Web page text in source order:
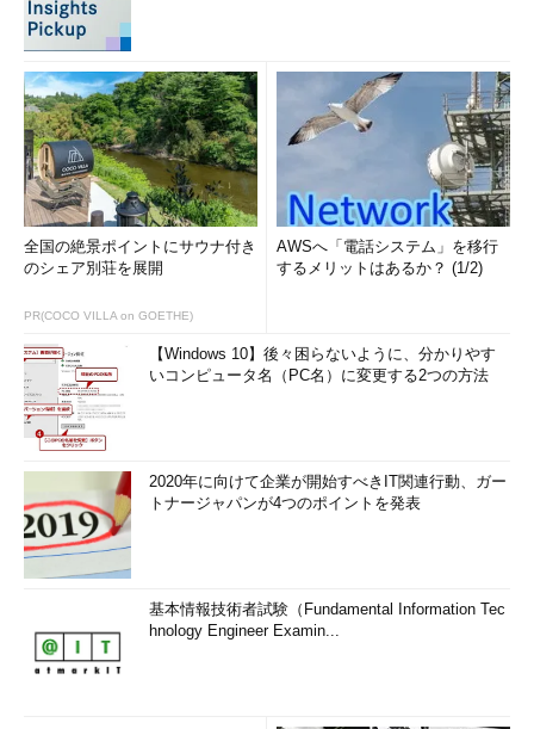
手動で「シークレットキー」と呼ばれる文字列を認証アプリ
に入力する必要がある。
上記の画面までウィザードを進めたら、Androidスマートフォ
ン／タブレットにインストールしておいた「Google認証システ
ム」アプリを起動し、Dropboxの2段階認証と関連付ける。ここ
ではDropboxが表示するQRコードを認証アプリに撮影させる方
法を説明する。
Androidで認証アプリによるDropbox
の2段階認証を有効化する（その7）
（1）
インストールした「Google認証
システム」のアイコン。これをタップし
全国の絶景ポイントにサウナ付き
のシェア別荘を展開
PR(COCO VILLA on GOETHE)
AWSへ「電話システム」を移行
するメリットはあるか？ (1/2)
【Windows 10】後々困らないように、分かりやす
いコンピュータ名（PC名）に変更する2つの方法
2020年に向けて企業が開始すべきIT関連行動、ガー
トナージャパンが4つのポイントを発表
基本情報技術者試験（Fundamental Information Tec
hnology Engineer Examin...